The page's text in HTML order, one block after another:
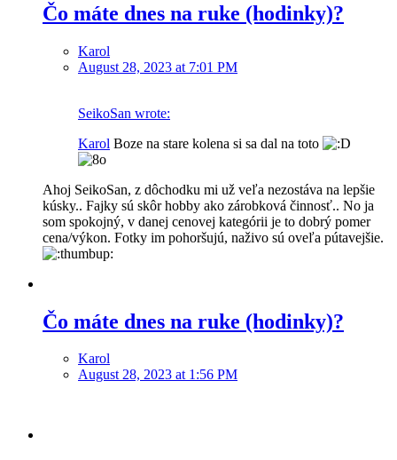
Čo máte dnes na ruke (hodinky)?
Karol
August 28, 2023 at 7:01 PM
SeikoSan wrote:
Karol Boze na stare kolena si sa dal na toto
Ahoj SeikoSan, z dôchodku mi už veľa nezostáva na lepšie
kúsky.. Fajky sú skôr hobby ako zárobková činnosť.. No ja
som spokojný, v danej cenovej kategórii je to dobrý pomer
cena/výkon. Fotky im pohoršujú, naživo sú oveľa pútavejšie.
Čo máte dnes na ruke (hodinky)?
Karol
August 28, 2023 at 1:56 PM